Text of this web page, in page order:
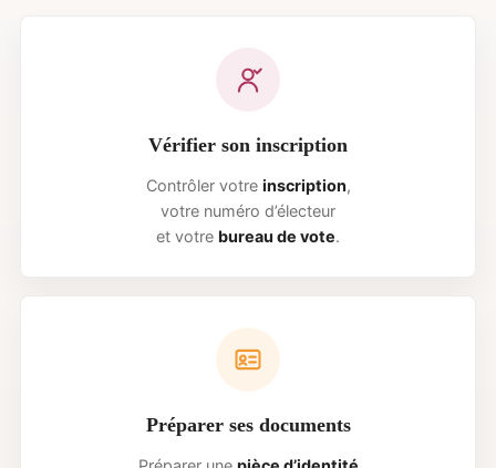
Vérifier son inscription
Contrôler votre inscription,
votre numéro d’électeur
et votre bureau de vote.
Préparer ses documents